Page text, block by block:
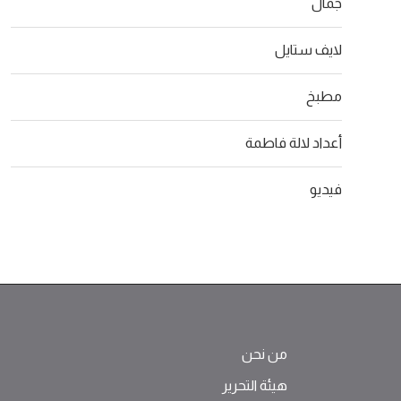
لايف ستايل
مطبخ
أعداد لالة فاطمة
فيديو
من نحن
هيئة التحرير